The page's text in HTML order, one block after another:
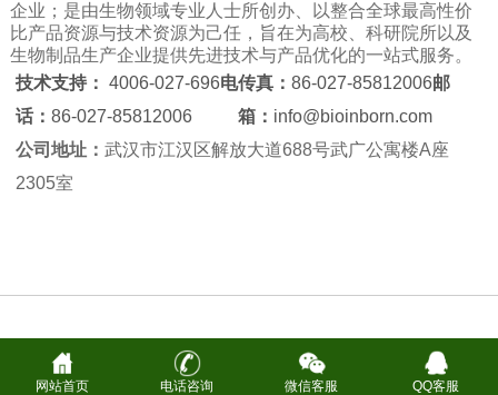
企业；是由生物领域专业人士所创办、以整合全球最高性价
比产品资源与技术资源为己任，旨在为高校、科研院所以及
生物制品生产企业提供先进技术与产品优化的一站式服务。
技术支持： 4006-027-696电
话： 86-027-85812006
传真： 86-027-85812006邮
箱： info@bioinborn.com
公司地址： 武汉市江汉区解放大道688号武广公寓楼A座
2305室
网站首页 电话咨询 微信客服 QQ客服